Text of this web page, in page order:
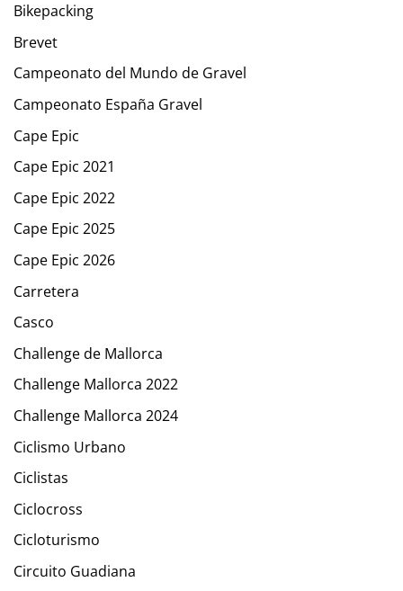
Bikepacking
Brevet
Campeonato del Mundo de Gravel
Campeonato España Gravel
Cape Epic
Cape Epic 2021
Cape Epic 2022
Cape Epic 2025
Cape Epic 2026
Carretera
Casco
Challenge de Mallorca
Challenge Mallorca 2022
Challenge Mallorca 2024
Ciclismo Urbano
Ciclistas
Ciclocross
Cicloturismo
Circuito Guadiana